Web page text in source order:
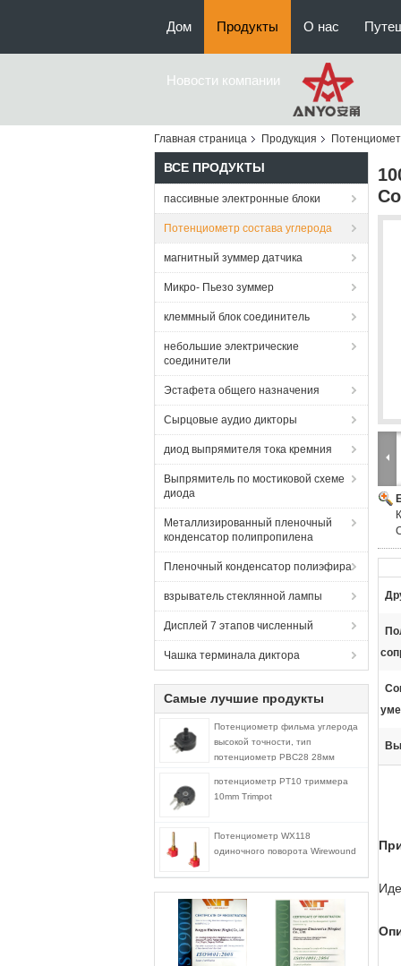
Дом Продукты О нас
Новости компании
Главная страница Продукция
ВСЕ ПРОДУКТЫ
пассивные электронные блоки
Потенциометр состава углерода
магнитный зуммер датчика
Микро- Пьезо зуммер
клеммный блок соединитель
небольшие электрические
соединители
Эстафета общего назначения
Сырцовые аудио дикторы
диод выпрямителя тока кремния
Выпрямитель по мостиковой схеме
диода
Металлизированный пленочный
конденсатор полипропилена
Пленочный конденсатор полиэфира
взрыватель стеклянной лампы
Дисплей 7 этапов численный
Чашка терминала диктора
Самые лучшие продукты
Потенциометр фильма углерода
высокой точности, тип
потенциометр РВС28 28мм
потенциометр PT10 триммера
10mm Trimpot
Потенциометр WX118
одиночного поворота Wirewound